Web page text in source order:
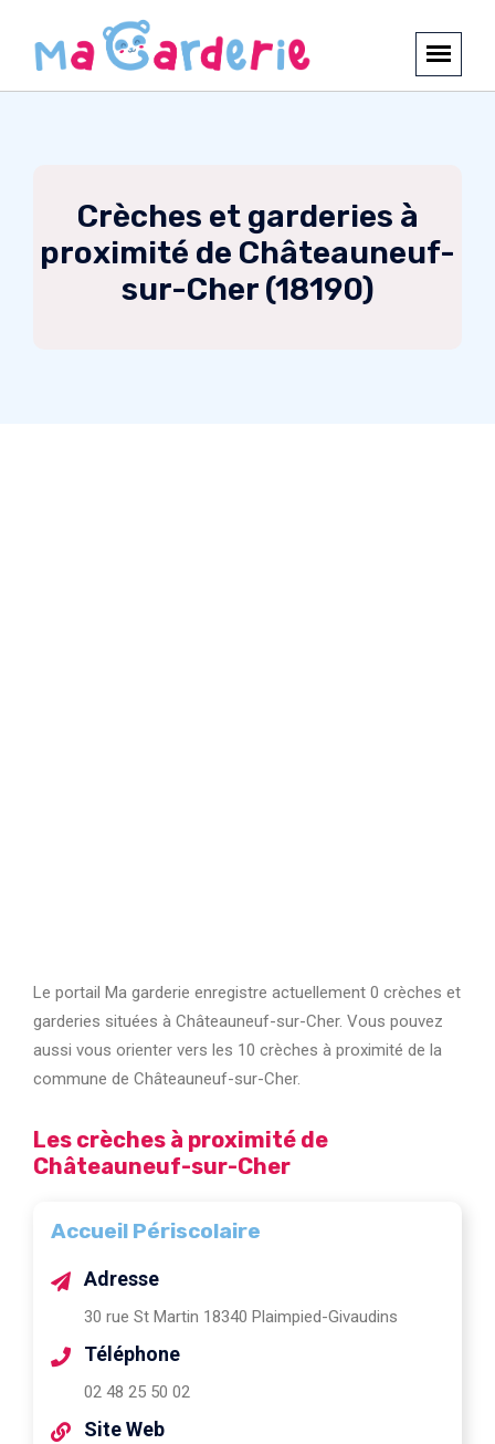
Crèches et garderies à
proximité de Châteauneuf-
sur-Cher (18190)
Le portail Ma garderie enregistre actuellement 0 crèches et
garderies situées à Châteauneuf-sur-Cher. Vous pouvez
aussi vous orienter vers les 10 crèches à proximité de la
commune de Châteauneuf-sur-Cher.
Les crèches à proximité de
Châteauneuf-sur-Cher
Accueil Périscolaire
Adresse
30 rue St Martin 18340 Plaimpied-Givaudins
Téléphone
02 48 25 50 02
Site Web